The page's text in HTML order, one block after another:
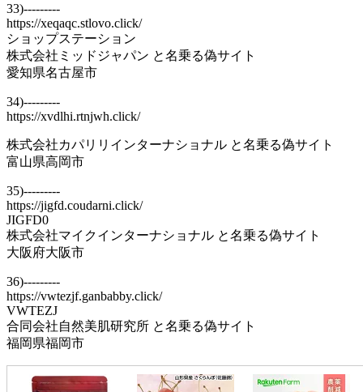
33)---------
https://xeqaqc.stlovo.click/
ショップステーション
株式会社ミッドジャパン と名乗る偽サイト
愛知県名古屋市
34)---------
https://xvdlhi.rtnjwh.click/
株式会社カパリリインターナショナル と名乗る偽サイト
富山県高岡市
35)---------
https://jigfd.coudarni.click/
JIGFD0
株式会社マイクインターナショナル と名乗る偽サイト
大阪府大阪市
36)---------
https://vwtezjf.ganbabby.click/
VWTEZJ
合同会社自然美肌研究所 と名乗る偽サイト
福岡県福岡市